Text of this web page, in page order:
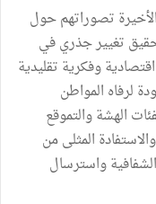
تصوراتهم حول
تغيير جذري في
وفكرية تقليدية
لرفاه المواطن
الهشة والتموقع
المثلى من
واسترسال